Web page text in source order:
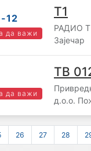
12
да важи
Т1
РАДИО
Зајечар
да важи
ТВ
д.о.о.
26 27 28